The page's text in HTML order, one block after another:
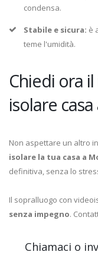
condensa.
Stabile e sicura: è
teme l'umidità.
Chiedi ora
isolare
Non aspettare un altro
isolare la tua casa a
definitiva, senza lo
Il sopralluogo con
senza impegno.
Chiamaci o